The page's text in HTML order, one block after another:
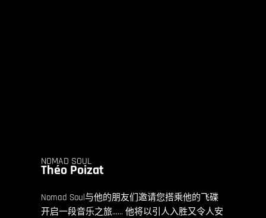
NOMAD SOUL
ThéoPoizat
Nomad Soul与他的朋友们邀请您搭乘他的飞碟
开启一段音乐之旅…… 他将以引人入胜又令人安